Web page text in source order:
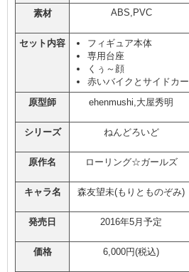
素材 ABS,PVC
セット内容
フィギュア本体
専用台座
くぅ～顔
赤いバイクとサイドカー
原型師
ehenmushi,大屋秀明
シリーズ ねんどろいど
原作名 ローリング☆ガールズ
キャラ名 森友望未(もりとものぞみ)
発売日 2016年5月予定
価格 6,000円(税込)